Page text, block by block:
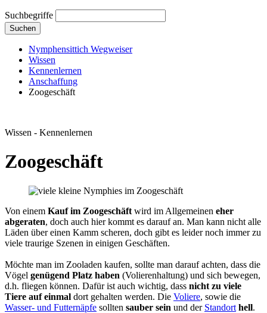
Suchbegriffe
Suchen
Nymphensittich Wegweiser
Wissen
Kennenlernen
Anschaffung
Zoogeschäft
Wissen - Kennenlernen
Zoogeschäft
Von einem Kauf im Zoogeschäft wird im Allgemeinen eher
abgeraten, doch auch hier kommt es darauf an. Man kann nicht alle
Läden über einen Kamm scheren, doch gibt es leider noch immer zu
viele traurige Szenen in einigen Geschäften.
Möchte man im Zooladen kaufen, sollte man darauf achten, dass die
Vögel genügend Platz haben (Volierenhaltung) und sich bewegen,
d.h. fliegen können. Dafür ist auch wichtig, dass nicht zu viele
Tiere auf einmal dort gehalten werden. Die Voliere, sowie die
Wasser- und Futternäpfe sollten sauber sein und der Standort hell.